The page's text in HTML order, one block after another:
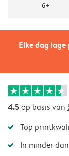
Elke dag
6+
4.5op basis van
Top
In minder